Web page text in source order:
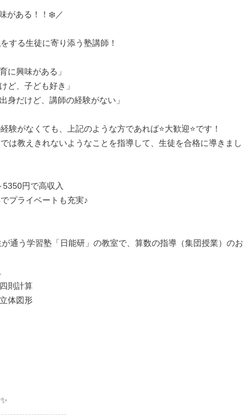
がある！！❄️／
する生徒に寄り添う塾講師！
に興味がある」
ど、子ども好き」
身だけど、講師の経験がない」
験がなくても、上記のような方であれば⭐️大歓迎⭐️です！
は教えきれないようなことを指導して、生徒を合格に導きまし
円で高収入
プライベートも充実♪
通う学習塾「日能研」の教室で、算数の指導（集団授業）のお
則計算
体図形